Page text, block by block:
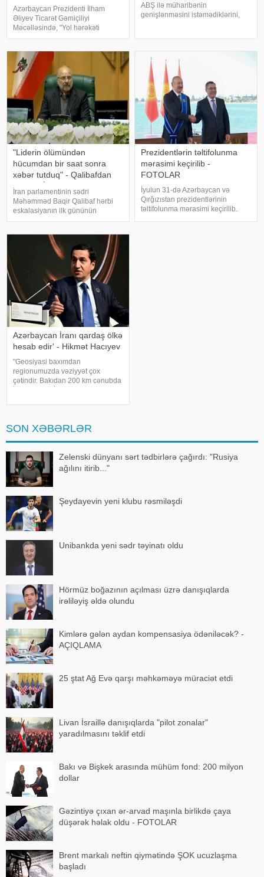
Azərbaycan Prezidenti İlham
Əliyev Ticarət Gəmiçiliyi
Məcəlləsində, "Yol hərəkəti
haqqında", "Nəqliyyat haqqında",
dövriyyənin müəyyən
iştirakçılarına mənsu
ABŞ ilə müharibənin
genişlənməsini istəmədiklərini,
istinadə
"Liderin ölümündən
hücumdan bir saat sonra
xəbər tutduq" - Qalibafdan
ŞOK ETİRAF
İran parlamentinin sədri
Məhəmməd Baqir Qalibaf hərbi
eskalasiyanın ilk gününün
təfərrüatlarını bölüşüb.
sözlərinə görə, İran rəhbərliyi
liderinin həlak olduğunu hələ
martın 9-da, ilk bombalamalarda
Prezidentlərin təltifolunma
mərasimi keçirilib -
FOTOLAR
İyulun 31-də Azərbaycan və
Qırğızıstan prezidentlərinin
təltifolunma mərasimi keçirilib.
Azərbaycan İranı qardaş ölkə
hesab edir' - Hikmət Hacıyev
"Geosiyasi baxımdan
regionumuzda vəziyyət çox
çətindir. Bakıdan 200 km cənubda
xəbər veri
SON XƏBƏRLƏR
Zelenski dünyanı sərt tədbirlərə çağırdı: "Rusiya
ağılını itirib..."
Şeydayevin yeni klubu rəsmiləşdi
Unibankda yeni sədr təyinatı oldu
Hörmüz boğazının açılması üzrə danışıqlarda
irəliləyiş əldə olundu
Kimlərə gələn aydan kompensasiya ödəniləcək? -
AÇIQLAMA
25 ştat Ağ Evə qarşı məhkəməyə müraciət etdi
Livan İsraillə danışıqlarda "pilot zonalar"
yaradılmasını təklif etdi
Bakı və Bişkek arasında mühüm fond: 200 milyon
dollar
Gəzintiyə çıxan ər-arvad maşınla birlikdə çaya
düşərək həlak oldu - FOTOLAR
Brent markalı neftin qiymətində ŞOK ucuzlaşma
başladı